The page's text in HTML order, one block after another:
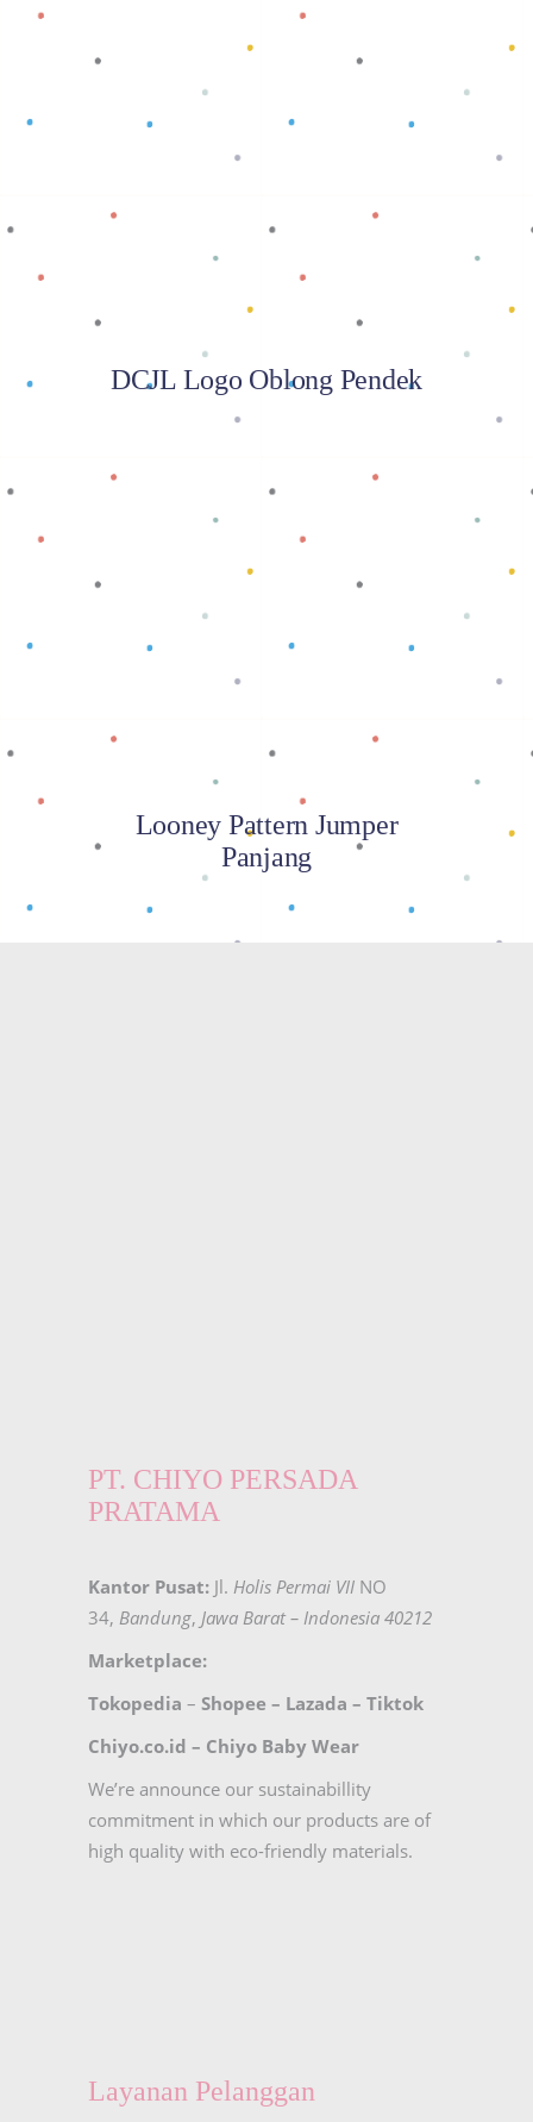
Baca selengkapnya
DCJL Logo Oblong Pendek
Looney Pattern Jumper
Panjang
PT. CHIYO PERSADA
PRATAMA
Kantor Pusat: Jl. Holis Permai VII NO
34, Bandung, Jawa Barat – Indonesia 40212
Marketplace:
Tokopedia – Shopee – Lazada – Tiktok
Chiyo.co.id – Chiyo Baby Wear
We’re announce our sustainabillity
commitment in which our products are of
high quality with eco-friendly materials.
Layanan Pelanggan